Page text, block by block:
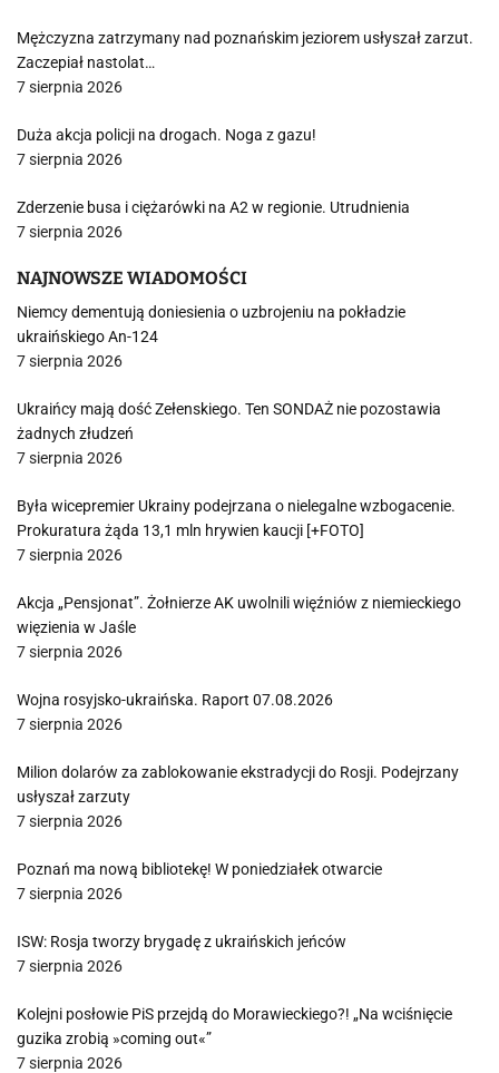
Mężczyzna zatrzymany nad poznańskim jeziorem usłyszał zarzut.
Zaczepiał nastolat…
7 sierpnia 2026
Duża akcja policji na drogach. Noga z gazu!
7 sierpnia 2026
Zderzenie busa i ciężarówki na A2 w regionie. Utrudnienia
7 sierpnia 2026
NAJNOWSZE WIADOMOŚCI
Niemcy dementują doniesienia o uzbrojeniu na pokładzie
ukraińskiego An-124
7 sierpnia 2026
Ukraińcy mają dość Zełenskiego. Ten SONDAŻ nie pozostawia
żadnych złudzeń
7 sierpnia 2026
Była wicepremier Ukrainy podejrzana o nielegalne wzbogacenie.
Prokuratura żąda 13,1 mln hrywien kaucji [+FOTO]
7 sierpnia 2026
Akcja „Pensjonat”. Żołnierze AK uwolnili więźniów z niemieckiego
więzienia w Jaśle
7 sierpnia 2026
Wojna rosyjsko-ukraińska. Raport 07.08.2026
7 sierpnia 2026
Milion dolarów za zablokowanie ekstradycji do Rosji. Podejrzany
usłyszał zarzuty
7 sierpnia 2026
Poznań ma nową bibliotekę! W poniedziałek otwarcie
7 sierpnia 2026
ISW: Rosja tworzy brygadę z ukraińskich jeńców
7 sierpnia 2026
Kolejni posłowie PiS przejdą do Morawieckiego?! „Na wciśnięcie
guzika zrobią »coming out«”
7 sierpnia 2026